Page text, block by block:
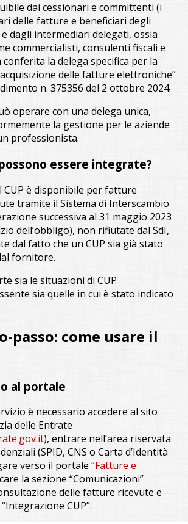
dai cessionari e committenti (i
delle fatture e beneficiari degli
dagli intermediari delegati, ossia
commercialisti, consulenti fiscali e
conferita la delega specifica per la
delle fatture elettroniche”
n. 375356 del 2 ottobre 2024.
operare con una delega unica,
la gestione per le aziende
professionista.
essere integrate?
CUP è disponibile per fatture
tramite il Sistema di Interscambio
successiva al 31 maggio 2023
dell’obbligo), non rifiutate dal SdI,
dal fatto che un CUP sia già stato
fornitore.
sia le situazioni di CUP
sia quelle in cui è stato indicato
passo: come usare il
al portale
è necessario accedere al sito
delle Entrate
), entrare nell’area riservata
(SPID, CNS o Carta d’Identità
verso il portale “Fatture e
la sezione “Comunicazioni”
delle fatture ricevute e
CUP”.